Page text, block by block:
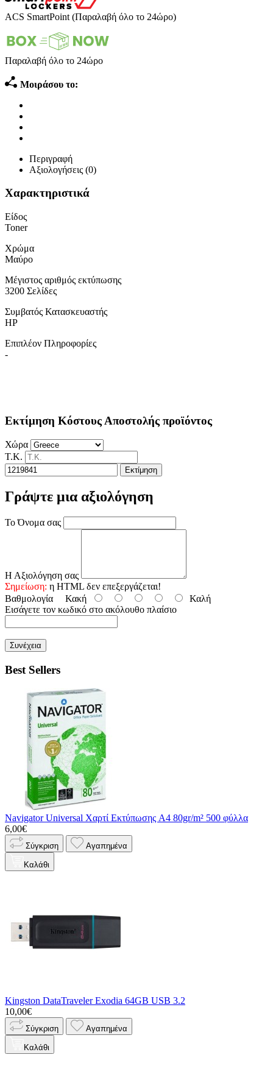
ACS SmartPoint (Παραλαβή όλο το 24ώρο)
Παραλαβή όλο το 24ώρο
Μοιράσου το:
Περιγραφή
Αξιολογήσεις (0)
Χαρακτηριστικά
Είδος
Toner
Χρώμα
Μαύρο
Μέγιστος αριθμός εκτύπωσης
3200 Σελίδες
Συμβατός Κατασκευαστής
HP
Επιπλέον Πληροφορίες
-
Εκτίμηση Κόστους Αποστολής προϊόντος
Χώρα
Τ.Κ.
Εκτίμηση
Γράψτε μια αξιολόγηση
Το Όνομα σας
Η Αξιολόγηση σας
Σημείωση: η HTML δεν επεξεργάζεται!
Βαθμολογία Κακή
Καλή
Εισάγετε τον κωδικό στο ακόλουθο πλαίσιο
Συνέχεια
Best Sellers
Navigator Universal Χαρτί Εκτύπωσης A4 80gr/m² 500 φύλλα
6,00€
Σύγκριση Αγαπημένα
Καλάθι
Kingston DataTraveler Exodia 64GB USB 3.2
10,00€
Σύγκριση Αγαπημένα
Καλάθι